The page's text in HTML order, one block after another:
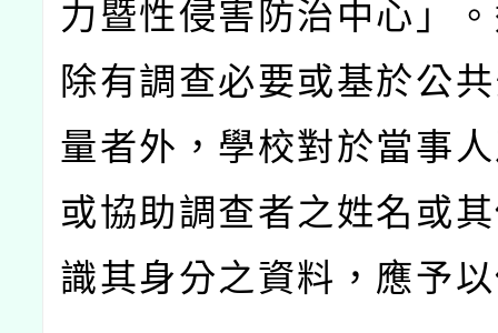
力暨性侵害防治中心」
除有調查必要或基於公
量者外，學校對於當事
或協助調查者之姓名或
識其身分之資料，應予